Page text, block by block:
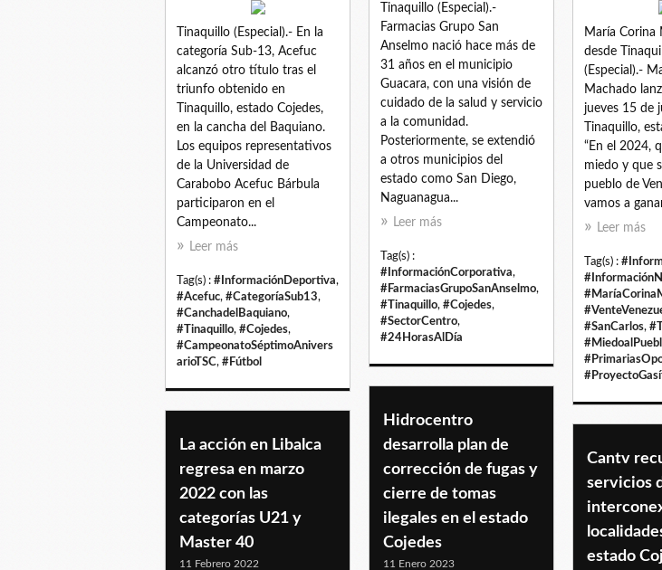
Tinaquillo (Especial).- En la
categoría Sub-13, Acefuc
alcanzó otro título tras el
triunfo obtenido en
Tinaquillo, estado Cojedes,
en la cancha del Baquiano.
Los equipos representativos
de la Universidad de
Carabobo Acefuc Bárbula
participaron en el
Campeonato...
Leer más
Tag(s) : #InformaciónDeportiva,
#Acefuc, #CategoríaSub13,
#CanchadelBaquiano,
#Tinaquillo, #Cojedes,
#CampeonatoSéptimoAnivers
arioTSC, #Fútbol
Tinaquillo (Especial).-
Farmacias Grupo San
Anselmo nació hace más de
31 años en el municipio
Guacara, con una visión de
cuidado de la salud y servicio
a la comunidad.
Posteriormente, se extendió
a otros municipios del
estado como San Diego,
Naguanagua...
Leer más
Tag(s) :
#InformaciónCorporativa,
#FarmaciasGrupoSanAnselmo,
#Tinaquillo, #Cojedes,
#SectorCentro,
#24HorasAlDía
María Corina
desde
(Especial).-
Machado
jueves 15 de
Tinaquillo,
“En el 2024,
miedo y que
pueblo de
vamos a
Leer más
Tag(s) :
#SanCarlos,
Hidrocentro
desarrolla plan de
corrección de fugas y
cierre de tomas
ilegales en el estado
Cojedes
11 Enero 2023
La acción en Libalca
regresa en marzo
2022 con las
categorías U21 y
Master 40
11 Febrero 2022
Cantv
servicios
estado